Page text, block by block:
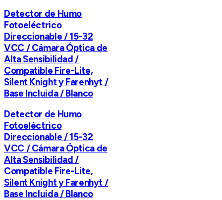
Detector de Humo
Fotoeléctrico
Direccionable / 15-32
VCC / Cámara Óptica de
Alta Sensibilidad /
Compatible Fire-Lite,
Silent Knight y Farenhyt /
Base Incluida / Blanco
Detector de Humo
Fotoeléctrico
Direccionable / 15-32
VCC / Cámara Óptica de
Alta Sensibilidad /
Compatible Fire-Lite,
Silent Knight y Farenhyt /
Base Incluida / Blanco